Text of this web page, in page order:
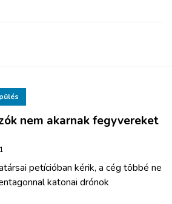
nem akarnak fegyvereket
petícióban kérik, a cég többé ne
katonai drónok